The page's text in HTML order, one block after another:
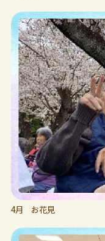
4月 お花見